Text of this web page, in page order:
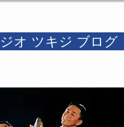
オ ツキジ ブログ